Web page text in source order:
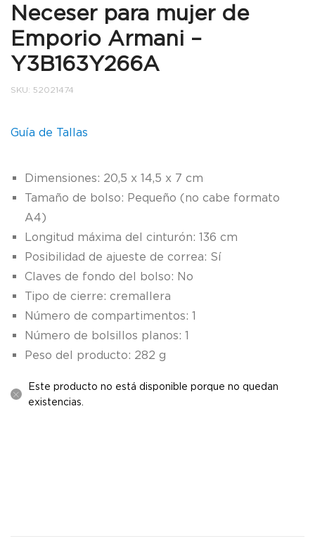
Neceser para mujer de
Emporio Armani –
Y3B163Y266A
SKU: 52021474
Guía de Tallas
Dimensiones: 20,5 x 14,5 x 7 cm
Tamaño de bolso: Pequeño (no cabe formato
A4)
Longitud máxima del cinturón: 136 cm
Posibilidad de ajueste de correa: Sí
Claves de fondo del bolso: No
Tipo de cierre: cremallera
Número de compartimentos: 1
Número de bolsillos planos: 1
Peso del producto: 282 g
Este producto no está disponible porque no quedan
existencias.